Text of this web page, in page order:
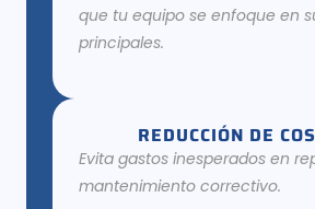
que tu equipo se enfoque en
principales.
REDUCCIÓN DE
Evita gastos inesperados en
mantenimiento correctivo.